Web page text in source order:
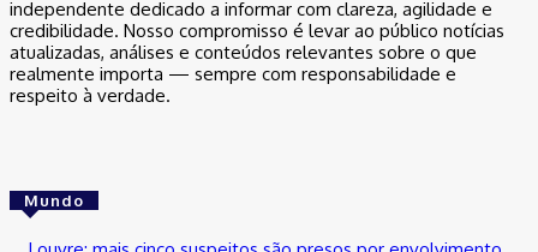
independente dedicado a informar com clareza, agilidade e
credibilidade. Nosso compromisso é levar ao público notícias
atualizadas, análises e conteúdos relevantes sobre o que
realmente importa — sempre com responsabilidade e
respeito à verdade.
Mundo